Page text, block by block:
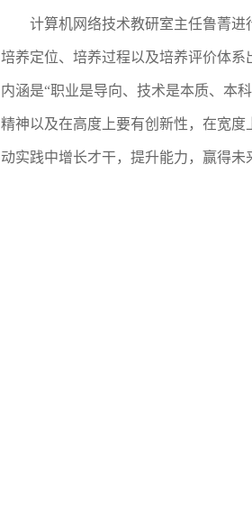
计算机网络技术教研室主任鲁菁进
培养定位、培养过程以及培养评价体
内涵是“职业是导向、技术是本质、本
精神以及在高度上要有创新性，在宽
动实践中增长才干，提升能力，赢得未